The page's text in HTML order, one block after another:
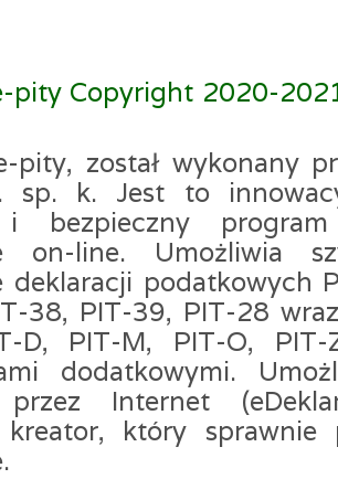
pity Copyright 2020-
pity, został wykonany
sp. k. Jest to
bezpieczny program
on-line. Umożliwia
deklaracji podatkowych
38, PIT-39, PIT-28
D, PIT-M, PIT-O,
dodatkowymi.
przez Internet
kreator, który sprawnie